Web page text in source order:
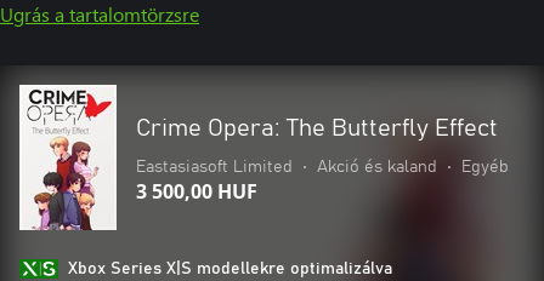
Ugrás a tartalomtörzsre
Crime Opera: The Butterfly Effect
Eastasiasoft Limited • Akció és kaland • Egyéb
3 500,00 HUF
Xbox Series X|S modellekre optimalizálva